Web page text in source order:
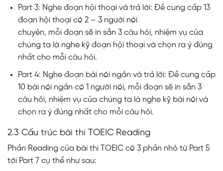
Part 3: Nghe đoạn hội thoại và trả lời: Đề cung cấp 13
đoạn hội thoại có 2 – 3 người nói
chuyện, mỗi đoạn sẽ in sẵn 3 câu hỏi, nhiệm vụ của
chúng ta là nghe kỹ đoạn hội thoại và chọn ra ý đúng
nhất cho mỗi câu hỏi.
Part 4: Nghe đoạn bài nói ngắn và trả lời: Đề cung cấp
10 bài nói ngắn có 1 người nói, mỗi đoạn sẽ in sẵn 3
câu hỏi, nhiệm vụ của chúng ta là nghe kỹ bài nói và
chọn ra ý đúng nhất cho mỗi câu hỏi.
2.3 Cấu trúc bài thi TOEIC Reading
Phần Reading của bài thi TOEIC có 3 phần nhỏ từ Part 5
tới Part 7 cụ thể như sau: